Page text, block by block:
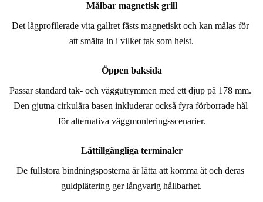
Målbar magnetisk grill
Det lågprofilerade vita gallret fästs magnetiskt och kan målas för
att smälta in i vilket tak som helst.
Öppen baksida
Passar standard tak- och väggutrymmen med ett djup på 178 mm.
Den gjutna cirkulära basen inkluderar också fyra förborrade hål
för alternativa väggmonteringsscenarier.
Lättillgängliga terminaler
De fullstora bindningsposterna är lätta att komma åt och deras
guldplätering ger långvarig hållbarhet.